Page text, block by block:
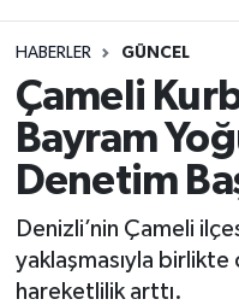
HABERLER GÜNCEL
Çameli
Bayram
Denetim
Denizli’nin Çameli
yaklaşmasıyla birlikte
hareketlilik arttı.
SAĞLIK
EKONOMİ
KÜLTÜR SANAT
SPOR
MAGAZİN
Süper Lig Puan
Tüm Manşetler
Son Dakika
Haber Arşivi